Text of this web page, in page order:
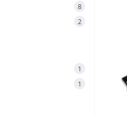
8
2
1
1